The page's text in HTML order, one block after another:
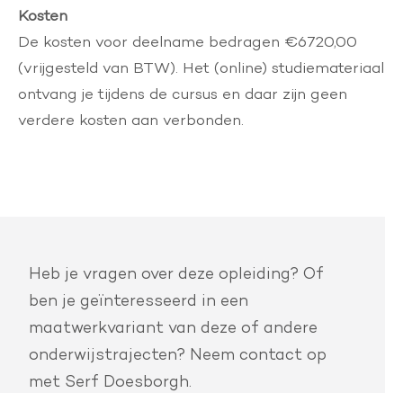
Kosten
De kosten voor deelname bedragen €6720,00
(vrijgesteld van BTW). Het (online) studiemateriaal
ontvang je tijdens de cursus en daar zijn geen
verdere kosten aan verbonden.
Heb je vragen over deze opleiding? Of
ben je geïnteresseerd in een
maatwerkvariant van deze of andere
onderwijstrajecten? Neem contact op
met Serf Doesborgh.